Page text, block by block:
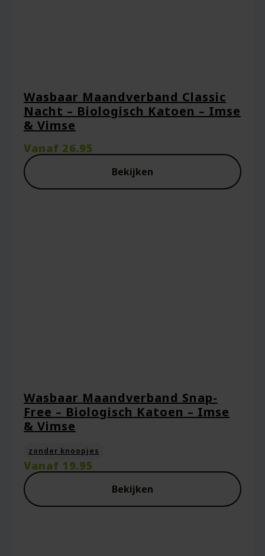
Wasbaar Maandverband Classic
Nacht – Biologisch Katoen – Imse
& Vimse
Vanaf 26.95
Bekijken
Wasbaar Maandverband Snap-
Free – Biologisch Katoen – Imse
& Vimse
zonder knoopjes
Vanaf 19.95
Bekijken